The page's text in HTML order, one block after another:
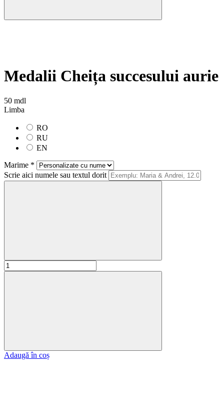
Medalii Cheița succesului aurie
50 mdl
Limba
RO
RU
EN
Marime *
Scrie aici numele sau textul dorit
Adaugă în coș